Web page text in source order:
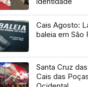
Cais Agosto:
baleia em São
Santa Cruz
Cais das